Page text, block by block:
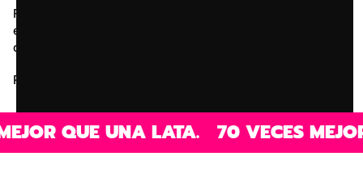
Fórmula limpia, sabores que de verdad apetecen y
energía estable para lo que estés haciendo: gym, gaming
o trabajo. Sin azúcar, sin gas y sin historias raras.
Rendir no debería ser complicado.
UNA LATA. 70 VECES MEJOR QUE